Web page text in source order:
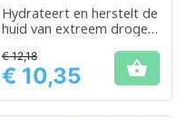
Hydrateert en herstelt de
huid van extreem droge
Prijs
€ 12,18
€ 10,35 